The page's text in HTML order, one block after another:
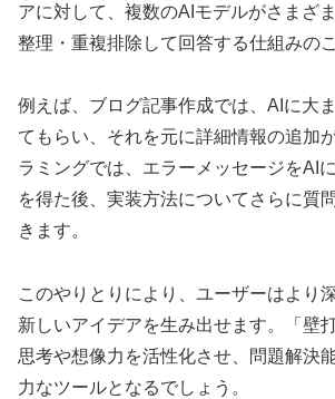
アに対して、複数のAIモデルがさまざ
整理・重複排除して回答する仕組みの
例えば、ブログ記事作成では、AIに大
てもらい、それを元に詳細情報の追加
ラミングでは、エラーメッセージをAI
を得た後、実装方法についてさらに質
きます。
このやりとりにより、ユーザーはより
新しいアイデアを生み出せます。「壁
思考や想像力を活性化させ、問題解決
力なツールとなるでしょう。